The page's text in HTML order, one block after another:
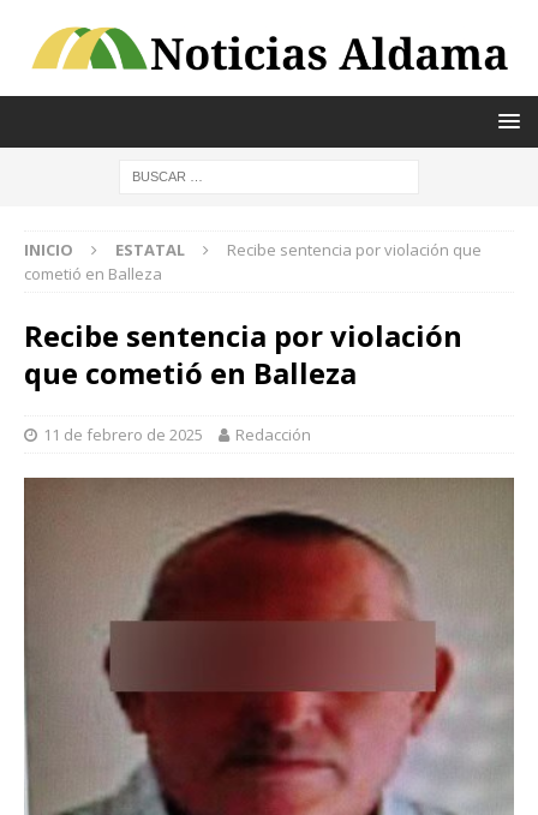
INICIO ESTATAL
Recibe sentencia por violación que
cometió en Balleza
Recibe sentencia por violación
que cometió en Balleza
11 de febrero de 2025 Redacción